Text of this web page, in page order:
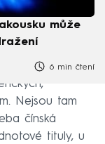
může
6 min čtení
Nejsou tam
čínská
tituly, u